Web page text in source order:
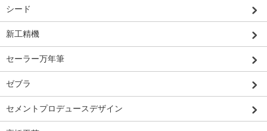
シード
新工精機
セーラー万年筆
ゼブラ
セメントプロデュースデザイン